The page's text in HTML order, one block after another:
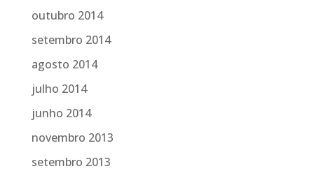
outubro 2014
setembro 2014
agosto 2014
julho 2014
junho 2014
novembro 2013
setembro 2013